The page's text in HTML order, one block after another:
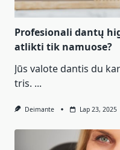
Profesionali dantų
atlikti tik namuose?
Jūs valote dantis du
tris. ...
Deimante Lap 23, 2025